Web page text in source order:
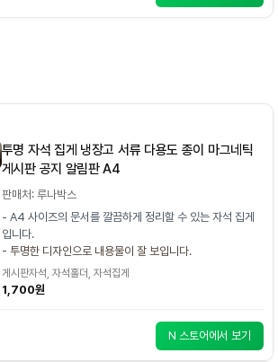
투명 자석 집게 냉장고 서류 다용도 종이 마그네틱
게시판 공지 알림판 A4
판매처: 루나박스
- A4 사이즈의 문서를 깔끔하게 정리할 수 있는 자석 집게
입니다.
- 투명한 디자인으로 내용물이 잘 보입니다.
게시판자석, 자석홀더, 자석집게
1,700원
N 스토어에서 보기